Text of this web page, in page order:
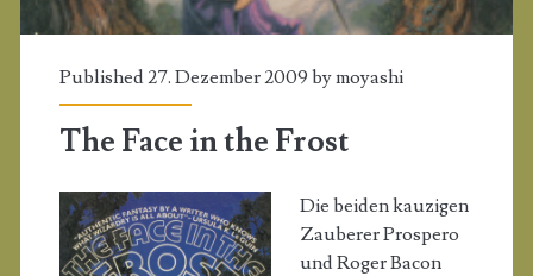
Published 27. Dezember 2009 bymoyashi
The Face in the Frost
Die beiden kauzigen
Zauberer Prospero
und Roger Bacon